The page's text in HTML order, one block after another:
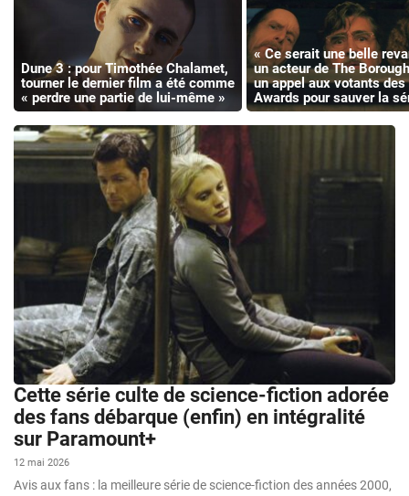
Dune 3 : pour Timothée Chalamet,
tourner le dernier film a été comme
« perdre une partie de lui-même »
« Ce serait une belle
un acteur de The
un appel aux votants des
Awards pour sauver la
Cette série culte de science-fiction adorée
des fans débarque (enfin) en intégralité
sur Paramount+
12 mai 2026
Avis aux fans : la meilleure série de science-fiction des années 2000,